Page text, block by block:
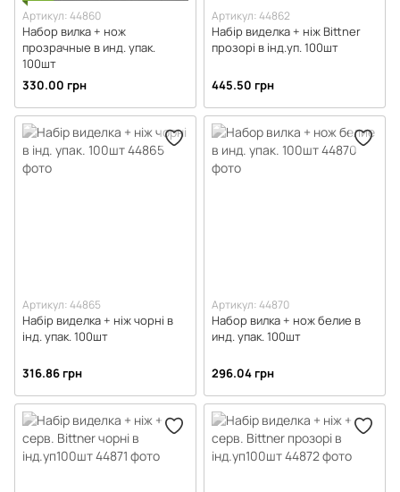
Артикул: 44860
Набор вилка + нож
прозрачные в инд. упак.
100шт
330.00 грн
Артикул: 44862
Набір виделка + ніж Bittner
прозорі в інд.уп. 100шт
445.50 грн
Артикул: 44865
Набір виделка + ніж чорні в
інд. упак. 100шт
316.86 грн
Артикул: 44870
Набор вилка + нож белие в
инд. упак. 100шт
296.04 грн